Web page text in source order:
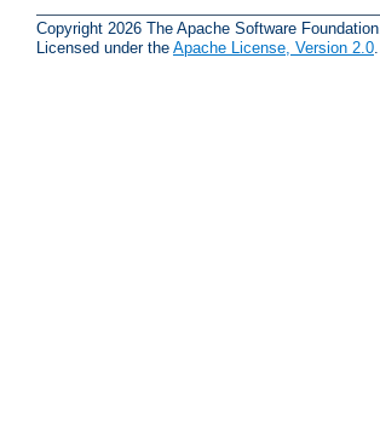
Copyright 2026 The Apache Software Foundation.
Licensed under the Apache License, Version 2.0